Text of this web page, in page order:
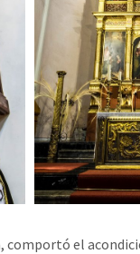
comportó el